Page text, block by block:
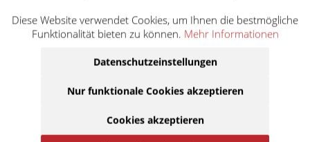
Kenda Reifen 130/70-12 K701 62P TL M&S
241301
Hersteller:Kenda
Diese Website verwendet Cookies, um Ihnen die bestmögliche
Funktionalität bieten zu können. Mehr Informationen
Datenschutzeinstellungen
Nur funktionale Cookies akzeptieren
Cookies akzeptieren